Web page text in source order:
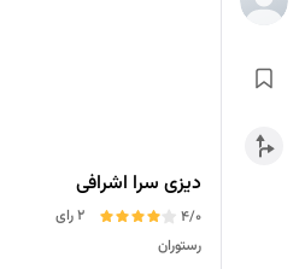
دیزی سرا اشرافی
4/0
2 رای
رستوران